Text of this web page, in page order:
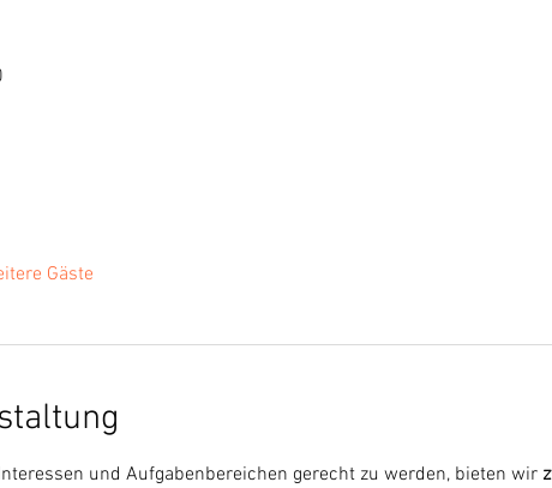
Gäste
und Aufgabenbereichen gerecht zu werden, bieten wir